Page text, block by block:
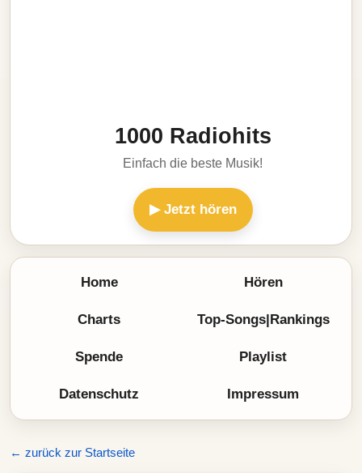
1000 Radiohits
Einfach die beste Musik!
▶ Jetzt hören
Home Hören
Charts Top-Songs|Rankings
Spende Playlist
Datenschutz Impressum
← zurück zur Startseite